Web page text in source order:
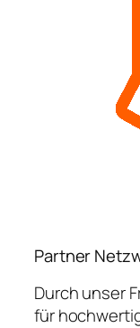
Partner
Durch unser
für